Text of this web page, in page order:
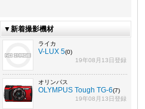
▼新着撮影機材
ライカ
V-LUX 5(0)
19年08月13日登録
オリンパス
OLYMPUS Tough TG-6(7)
19年08月13日登録